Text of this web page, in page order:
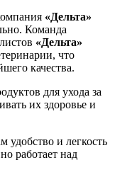
«Дельта»
Команда
«Дельта»
что
качества.
для ухода за
их здоровье и
удобство и легкость
работает над